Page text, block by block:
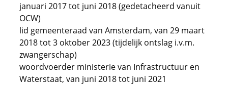
januari 2017 tot juni 2018 (gedetacheerd vanuit
OCW)
lid gemeenteraad van Amsterdam, van 29 maart
2018 tot 3 oktober 2023 (tijdelijk ontslag i.v.m.
zwangerschap)
woordvoerder ministerie van Infrastructuur en
Waterstaat, van juni 2018 tot juni 2021